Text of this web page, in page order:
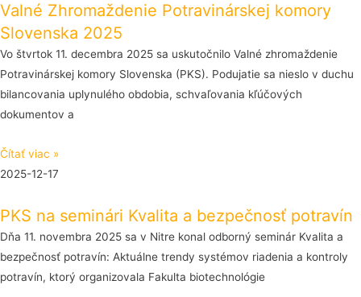
Valné Zhromaždenie Potravinárskej komory
Slovenska 2025
Vo štvrtok 11. decembra 2025 sa uskutočnilo Valné zhromaždenie
Potravinárskej komory Slovenska (PKS). Podujatie sa nieslo v duchu
bilancovania uplynulého obdobia, schvaľovania kľúčových
dokumentov a
Čítať viac »
2025-12-17
PKS na seminári Kvalita a bezpečnosť potravín
Dňa 11. novembra 2025 sa v Nitre konal odborný seminár Kvalita a
bezpečnosť potravín: Aktuálne trendy systémov riadenia a kontroly
potravín, ktorý organizovala Fakulta biotechnológie